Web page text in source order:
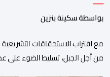
بواسطة سكينة بنزين
من أجل الجبل، تسليط الضوء على